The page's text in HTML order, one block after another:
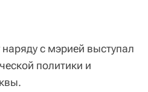
с мэрией выступал
политики и